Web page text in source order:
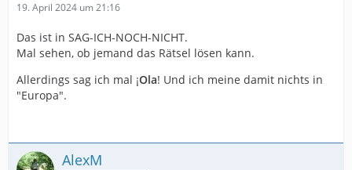
19. April 2024 um 21:16
Das ist in SAG-ICH-NOCH-NICHT.
Mal sehen, ob jemand das Rätsel lösen kann.
Allerdings sag ich mal ¡Ola! Und ich meine damit nichts in
"Europa".
AlexM